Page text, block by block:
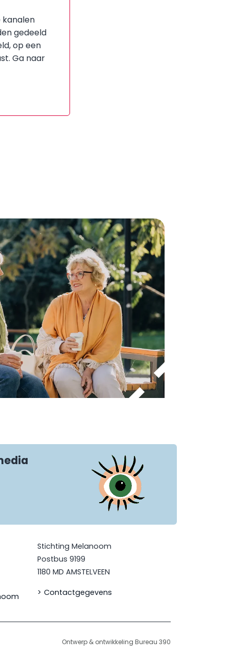
kanalen
gedeeld
op een
Ga naar
Stichting Melanoom
Postbus 9199
1180 MD AMSTELVEEN
Contactgegevens
Ontwerp & ontwikkeling Bureau 390